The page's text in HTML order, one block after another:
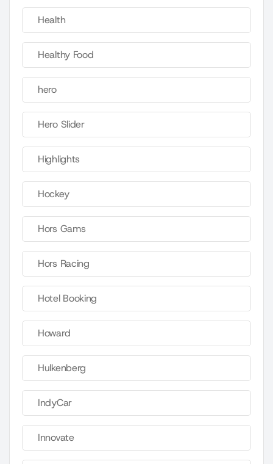
Health
Healthy Food
hero
Hero Slider
Highlights
Hockey
Hors Gams
Hors Racing
Hotel Booking
Howard
Hulkenberg
IndyCar
Innovate